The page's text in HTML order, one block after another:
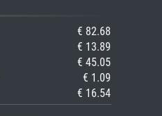
€ 82.68
€ 13.89
€ 45.05
€ 1.09
€ 16.54